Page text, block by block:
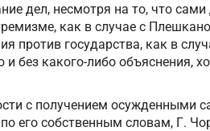
дел, несмотря на то, что
как в случае с
против государства, как в
без какого-либо объяснения,
с получением осужденными
его собственным словам, Г.